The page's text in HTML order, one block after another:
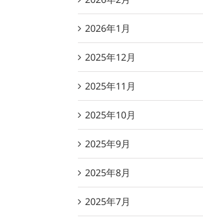
2026年1月
2025年12月
2025年11月
2025年10月
2025年9月
2025年8月
2025年7月